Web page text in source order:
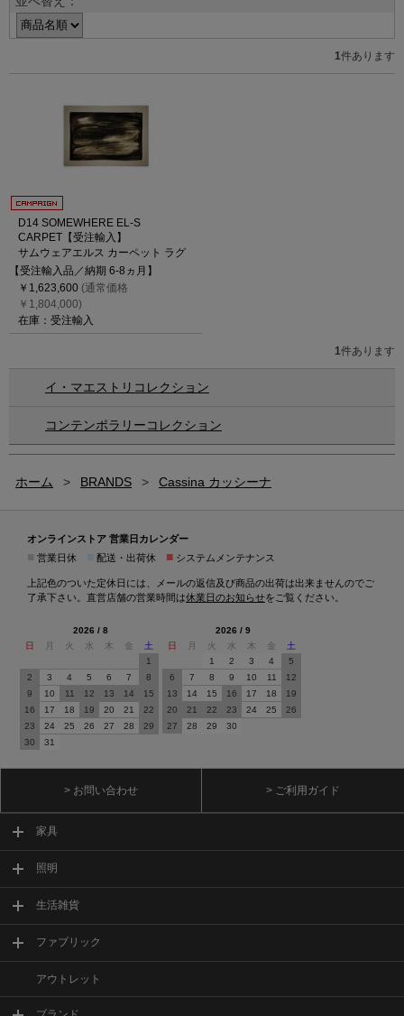
1件あります
D14 SOMEWHERE EL-S
CARPET【受注輸入】
サムウェアエルス カーペット ラグ
【受注輸入品／納期 6-8ヵ月】
￥1,623,600 (通常価格
￥1,804,000)
在庫：受注輸入
1件あります
イ・マエストリコレクション
コンテンポラリーコレクション
ホーム > BRANDS > Cassina カッシーナ
オンラインストア 営業日カレンダー
営業日休 配送・出荷休 ■ システムメンテナンス
上記色のついた定休日には、メールの返信及び商品の出荷は出来ませんのでご
了承下さい。直営店舗の営業時間は休業日のお知らせをご覧ください。
2026 / 8
日
月 火 水 木 金
土
1
2
3 4 5 6 7
8
9
10 11 12 13 14
15
16
17 18 19 20 21
22
23
24 25 26 27 28
29
30
31
2026 / 9
日
月 火 水 木 金
土
1
2 3 4
5
6
7 8 9 10 11
12
13
14 15 16 17 18
19
20
21 22 23 24 25
26
27
28 29 30
> お問い合わせ > ご利用ガイド
家具
照明
生活雑貨
ファブリック
アウトレット